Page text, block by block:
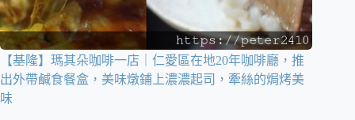
【基隆】瑪其朵咖啡一店｜仁愛區在地20年咖啡廳，推
出外帶鹹食餐盒，美味燉鋪上濃濃起司，牽絲的焗烤美
味